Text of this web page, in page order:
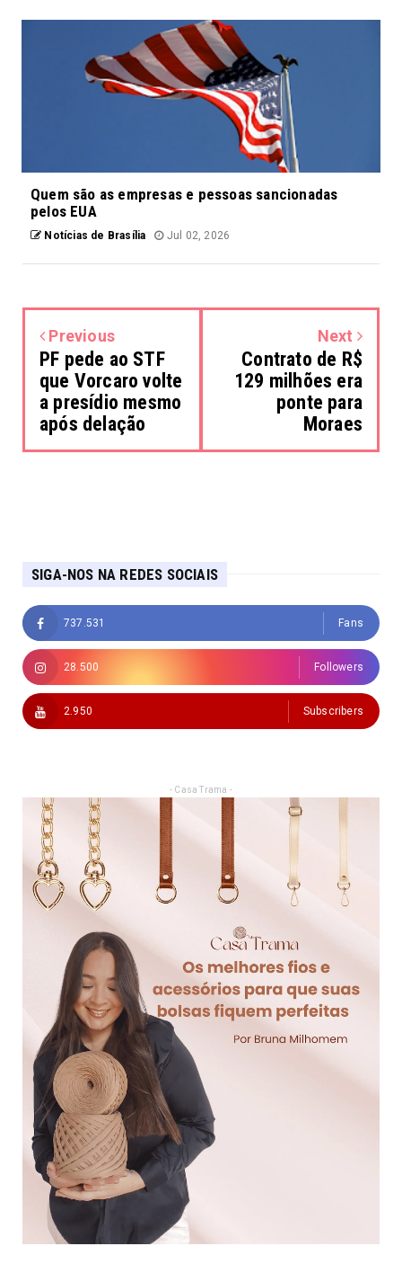
Quem são as empresas e pessoas sancionadas
pelos EUA
Notícias de Brasília Jul 02, 2026
Previous
PF pede ao STF
que Vorcaro volte
a presídio mesmo
após delação
Next
Contrato de R$
129 milhões era
ponte para
Moraes
SIGA-NOS NA REDES SOCIAIS
737.531 Fans
28.500 Followers
2.950 Subscribers
- Casa Trama -